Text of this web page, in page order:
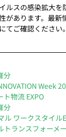
ルスの感染拡大を
があります。最新
てご確認ください
分
Week
ト物流 EXPO
分
ル ワークスタイル
トランスフォーメ